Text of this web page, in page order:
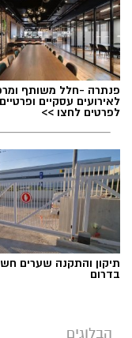
פנתרה -חלל משותף
לאירועים עסקיים
לפרטים לחצו >>
תיקון והתקנה שערים
בדרום
הבלוגים